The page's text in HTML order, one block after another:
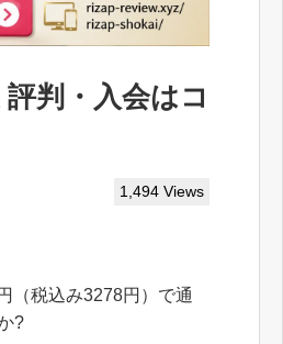
判・入会はコ
1,494 Views
（税込み3278円）で通
?